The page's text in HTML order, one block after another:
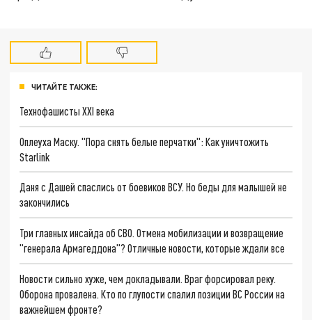
ЧИТАЙТЕ ТАКЖЕ:
Технофашисты XXI века
Оплеуха Маску. "Пора снять белые перчатки": Как уничтожить
Starlink
Даня с Дашей спаслись от боевиков ВСУ. Но беды для малышей не
закончились
Три главных инсайда об СВО. Отмена мобилизации и возвращение
"генерала Армагеддона"? Отличные новости, которые ждали все
Новости сильно хуже, чем докладывали. Враг форсировал реку.
Оборона провалена. Кто по глупости спалил позиции ВС России на
важнейшем фронте?